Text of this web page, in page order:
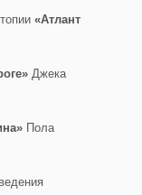
«Атлант
Джека
Пола